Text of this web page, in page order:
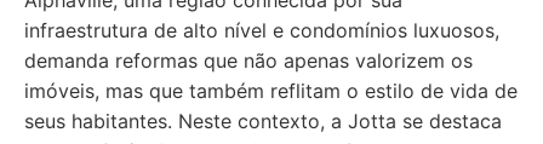
infraestrutura de alto nível e condomínios luxuosos,
demanda reformas que não apenas valorizem os
imóveis, mas que também reflitam o estilo de vida de
seus habitantes. Neste contexto, a Jotta se destaca